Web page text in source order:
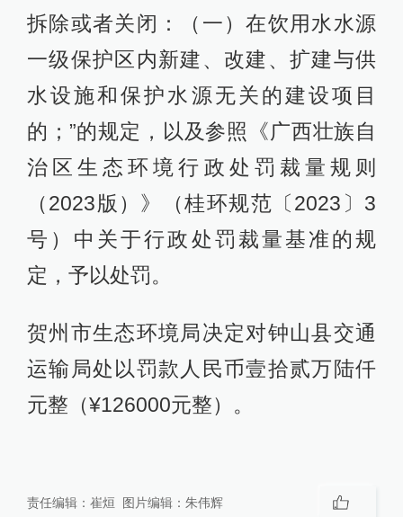
拆除或者关闭：（一）在饮用水水源
一级保护区内新建、改建、扩建与供
水设施和保护水源无关的建设项目
的；”的规定，以及参照《广西壮族自
治区生态环境行政处罚裁量规则
（2023版）》（桂环规范〔2023〕3
号）中关于行政处罚裁量基准的规
定，予以处罚。
贺州市生态环境局决定对钟山县交通
运输局处以罚款人民币壹拾贰万陆仟
元整（¥126000元整）。
责任编辑： 崔烜 图片编辑： 朱伟辉